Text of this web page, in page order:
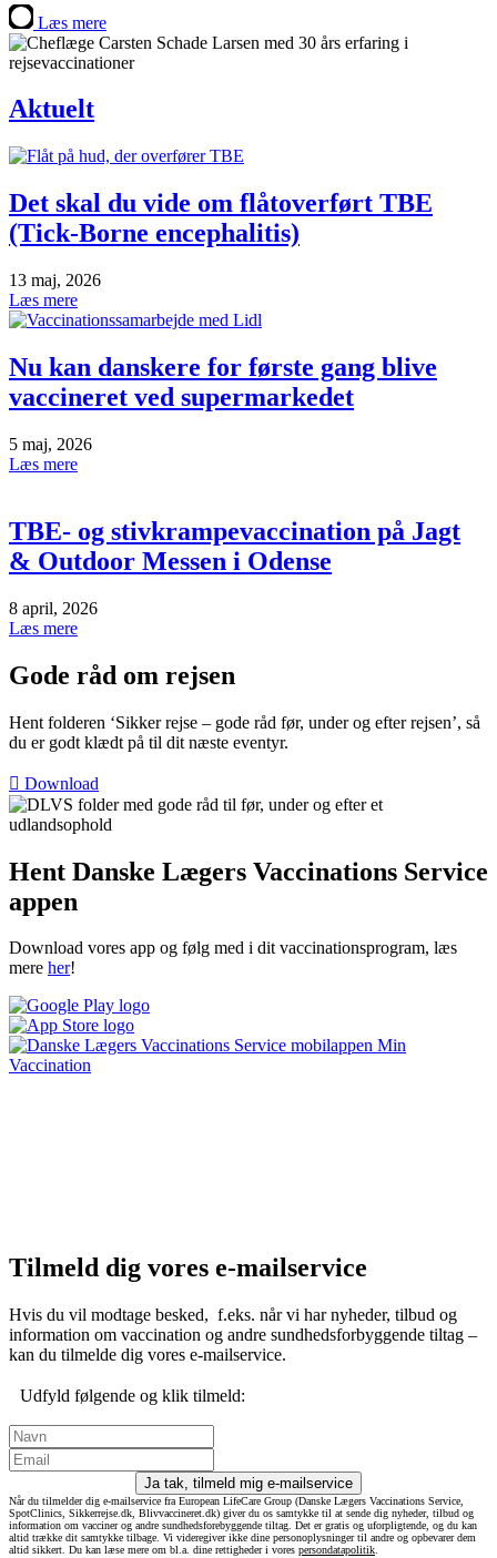
Læs mere
Aktuelt
Det skal du vide om flåtoverført TBE
(Tick-Borne encephalitis)
13 maj, 2026
Læs mere
Nu kan danskere for første gang blive
vaccineret ved supermarkedet
5 maj, 2026
Læs mere
TBE- og stivkrampevaccination på Jagt
& Outdoor Messen i Odense
8 april, 2026
Læs mere
Gode råd om rejsen
Hent folderen ‘Sikker rejse – gode råd før, under og efter rejsen’, så
du er godt klædt på til dit næste eventyr.
Download
Hent Danske Lægers Vaccinations Service
appen
Download vores app og følg med i dit vaccinationsprogram, læs
mere her!
Tilmeld dig vores e-mailservice
Hvis du vil modtage besked, f.eks. når vi har nyheder, tilbud og
information om vaccination og andre sundhedsforbyggende tiltag –
kan du tilmelde dig vores e-mailservice.
Udfyld følgende og klik tilmeld:
Ja tak, tilmeld mig e-mailservice
Når du tilmelder dig e-mailservice fra European LifeCare Group (Danske Lægers Vaccinations Service,
SpotClinics, Sikkerrejse.dk, Blivvaccineret.dk) giver du os samtykke til at sende dig nyheder, tilbud og
information om vacciner og andre sundhedsforebyggende tiltag. Det er gratis og uforpligtende, og du kan
altid trække dit samtykke tilbage. Vi videregiver ikke dine personoplysninger til andre og opbevarer dem
altid sikkert. Du kan læse mere om bl.a. dine rettigheder i vores persondatapolitik.